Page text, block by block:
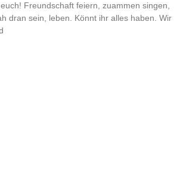
Freundschaft feiern, zuammen singen,
dran sein, leben. Könnt ihr alles haben. Wir